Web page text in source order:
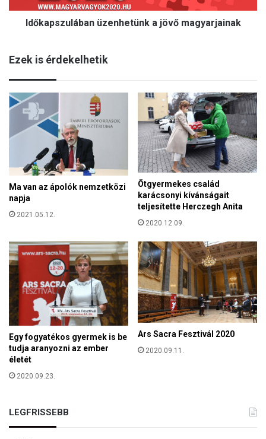
u
a
z
e
h
e
n
k
a
v
ő
m
a
g
y
r
j
a
i
k
Időkapszulában üzenhetünk a jövő magyarjainak
Ezek is érdekelhetik
Ma van az ápolók nemzetközi
napja
2021.05.12.
Ötgyermekes család
karácsonyi kívánságait
teljesítette Herczegh Anita
2020.12.09.
Egy fogyatékos gyermek is be
tudja aranyozni az ember
életét
2020.09.23.
Ars Sacra Fesztivál 2020
2020.09.11.
LEGFRISSEBB